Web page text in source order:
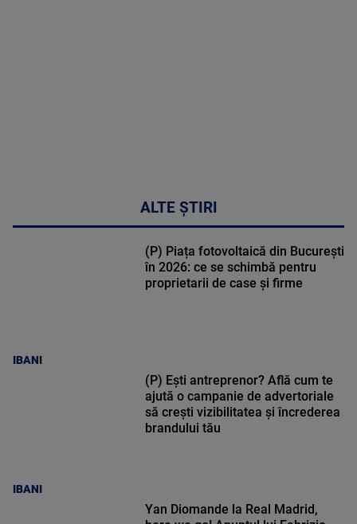
ALTE ȘTIRI
IBANI
(P) Piața fotovoltaică din București
în 2026: ce se schimbă pentru
proprietarii de case și firme
IBANI
(P) Ești antreprenor? Află cum te
ajută o campanie de advertoriale
să crești vizibilitatea și încrederea
brandului tău
Yan Diomande la Real Madrid,